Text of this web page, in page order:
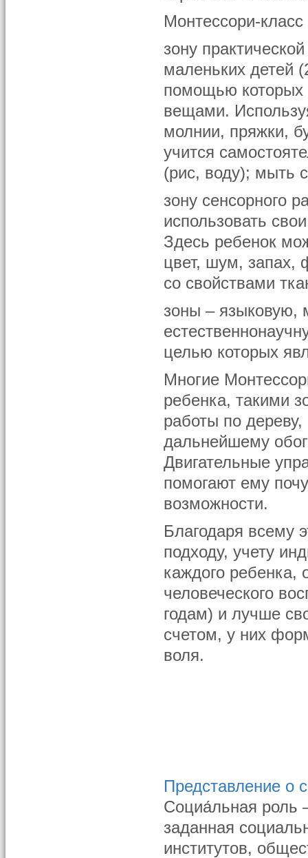
Монтессори-
зону
маленьких детей
помощью которых
вещами.
молнии, пряжки,
учится
(рис, воду); мыть
зону сенсорного
использовать
Здесь ребенок
цвет, шум, запах,
со свойствами
зоны – языковую,
целью которых
Многие
ребенка, такими
работы по
дальнейшему
Двигательные
помогают ему
возможности.
Благодаря всему
подходу, учету
каждого ребенка,
человеческого
годам) и лучше
счетом, у них
воля.
Представление о
Социа́льная роль
заданная
институтов,